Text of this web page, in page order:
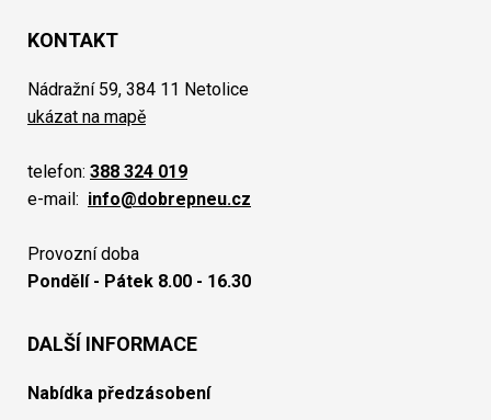
KONTAKT
Nádražní 59, 384 11 Netolice
ukázat na mapě
telefon: 388 324 019
e-mail: info@dobrepneu.cz
Provozní doba
Pondělí - Pátek 8.00 - 16.30
DALŠÍ INFORMACE
Nabídka předzásobení